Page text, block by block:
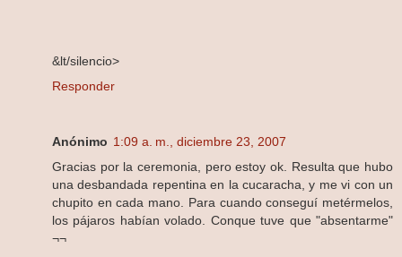
&lt/silencio>
Responder
Anónimo 1:09 a. m., diciembre 23, 2007
Gracias por la ceremonia, pero estoy ok. Resulta que hubo
una desbandada repentina en la cucaracha, y me vi con un
chupito en cada mano. Para cuando conseguí metérmelos,
los pájaros habían volado. Conque tuve que "absentarme"
¬¬